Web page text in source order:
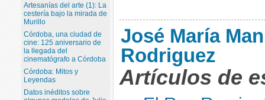
José María
Rodriguez
Artículos de
Artesanías del arte (1): La
cestería bajo la mirada de
Murillo
Córdoba, una ciudad de
cine: 125 aniversario de
la llegada del
cinematógrafo a Córdoba
Córdoba: Mitos y
Leyendas
Datos inéditos sobre